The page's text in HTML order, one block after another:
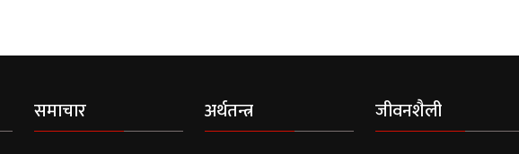
समाचार अर्थतन्त्र जीवनशैली